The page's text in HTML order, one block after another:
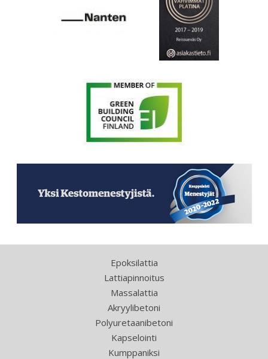
Epoksilattia
Lattiapinnoitus
Massalattia
Akryylibetoni
Polyuretaanibetoni
Kapselointi
Kumppaniksi